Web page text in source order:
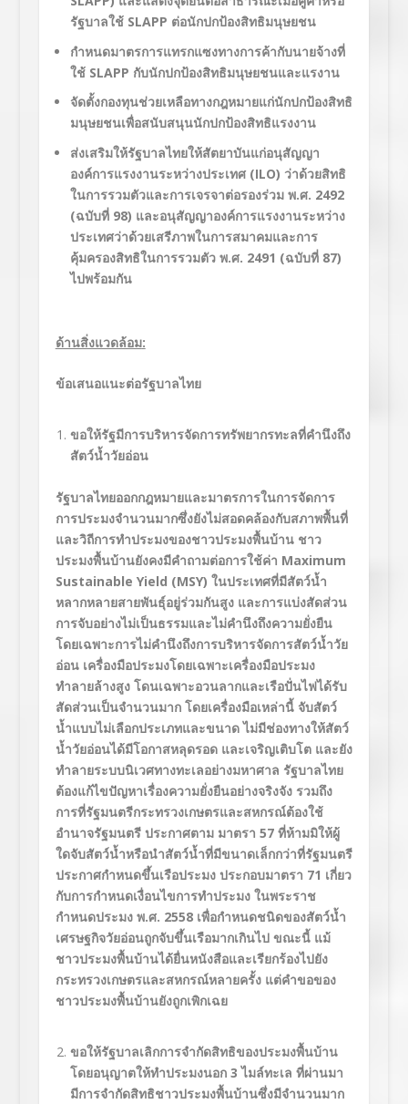
รัฐบาลใช้SLAPP ต่อนักปกป้องสิทธิมนุษยชน
กำหนดมาตรการแทรกแซงทางการค้ากับนายจ้างที่
ใช้SLAPP กับนักปกป้องสิทธิมนุษยชนและแรงาน
จัดตั้งกองทุนช่วยเหลือทางกฎหมายแก่นักปกป้องสิทธิ
มนุษยชนเพื่อสนับสนุนนักปกป้องสิทธิแรงงาน
ส่งเสริมให้รัฐบาลไทยให้สัตยาบันแก่อนุสัญญา
องค์การแรงงานระหว่างประเทศ (ILO) ว่าด้วยสิทธิ
ในการรวมตัวและการเจรจาต่อรองร่วม พ.ศ. 2492
(ฉบับที่98) และอนุสัญญาองค์การแรงงานระหว่าง
ประเทศว่าด้วยเสรีภาพในการสมาคมและการ
คุ้มครองสิทธิในการรวมตัว พ.ศ. 2491 (ฉบับที่87)
ไปพร้อมกัน
ด้านสิ่งแวดล้อม:
ข้อเสนอแนะต่อรัฐบาลไทย
ขอให้รัฐมีการบริหารจัดการทรัพยากรทะลที่คำนึงถึง
สัตว์น้ำวัยอ่อน
รัฐบาลไทยออกกฎหมายและมาตรการในการจัดการ
การประมงจำนวนมากซึ่งยังไม่สอดคล้องกับสภาพพื้นที่
และวิถีการทำประมงของชาวประมงพื้นบ้าน ชาว
ประมงพื้นบ้านยังคงมีคำถามต่อการใช้ค่า Maximum
Sustainable Yield (MSY) ในประเทศที่มีสัตว์น้ำ
หลากหลายสายพันธุ์อยู่ร่วมกันสูง และการแบ่งสัดส่วน
การจับอย่างไม่เป็นธรรมและไม่คำนึงถึงความยั่งยืน
โดยเฉพาะการไม่คำนึงถึงการบริหารจัดการสัตว์น้ำวัย
อ่อน เครื่องมือประมงโดยเฉพาะเครื่องมือประมง
ทำลายล้างสูง โดนเฉพาะอวนลากและเรือปั่นไฟได้รับ
สัดส่วนเป็นจำนวนมาก โดยเครื่องมือเหล่านี้ จับสัตว์
น้ำแบบไม่เลือกประเภทและขนาด ไม่มีช่องทางให้สัตว์
น้ำวัยอ่อนได้มีโอกาสหลุดรอด และเจริญเติบโต และยัง
ทำลายระบบนิเวศทางทะเลอย่างมหาศาล รัฐบาลไทย
ต้องแก้ไขปัญหาเรื่องความยั่งยืนอย่างจริงจัง รวมถึง
การที่รัฐมนตรีกระทรวงเกษตรและสหกรณ์ต้องใช้
อำนาจรัฐมนตรี ประกาศตาม มาตรา 57ที่ห้ามมิให้ผู้
ใดจับสัตว์นํ้าหรือนำสัตว์นํ้าที่มีขนาดเล็กกว่าที่รัฐมนตรี
ประกาศกำหนดขึ้นเรือประมง ประกอบมาตรา 71 เกี่ยว
กับการกำหนดเงื่อนไขการทำประมง ในพระราช
กำหนดประมง พ.ศ. 2558เพื่อกำหนดชนิดของสัตว์น้ำ
เศรษฐกิจวัยอ่อนถูกจับขึ้นเรือมากเกินไป ขณะนี้ แม้
ชาวประมงพื้นบ้านได้ยื่นหนังสือและเรียกร้องไปยัง
กระทรวงเกษตรและสหกรณ์หลายครั้ง แต่คำขอของ
ชาวประมงพื้นบ้านยังถูกเพิกเฉย
ขอให้รัฐบาลเลิกการจำกัดสิทธิของประมงพื้นบ้าน
โดยอนุญาตให้ทำประมงนอก 3 ไมล์ทะเล ที่ผ่านมา
มีการจำกัดสิทธิชาวประมงพื้นบ้านซึ่งมีจำนวนมาก